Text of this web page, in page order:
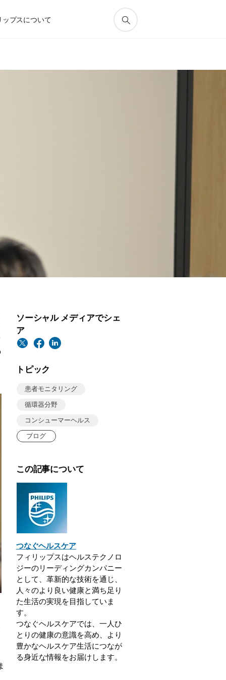
ップスについて
ソーシャル メディアでシェ
ア
トピック
患者モニタリング
循環器分野
コンシューマーヘルス
ブログ
この記事について
つなぐヘルスケア
フィリップスはヘルステクノロ
ジーのリーディングカンパニー
として、革新的な技術を通じ、
人々のより良い健康と満ち足り
た生活の実現を目指していま
す。
つなぐヘルスケアでは、一人ひ
とりの健康の意識を高め、より
豊かなヘルスケア生活につなが
る身近な情報をお届けします。